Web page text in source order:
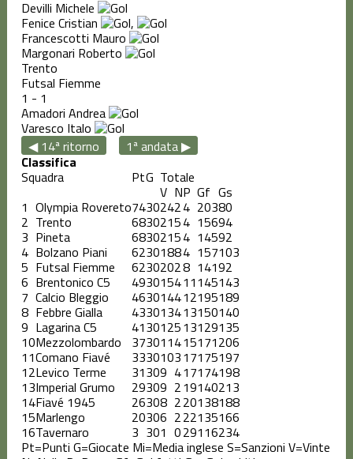
Devilli Michele
Fenice Cristian ,
Francescotti Mauro
Margonari Roberto
Trento
Futsal Fiemme
1 - 1
Amadori Andrea
Varesco Italo
◀ 14ª ritorno
1ª andata ▶
Classifica
Squadra PtG Totale
V NP Gf Gs
1 Olympia Rovereto74302424 20380
2 Trento 68302154 15694
3 Pineta 68302154 14592
4 Bolzano Piani 62301884 157103
5 Futsal Fiemme 62302028 14192
6 Brentonico C5 493015411145143
7 Calcio Bleggio 463014412195189
8 Febbre Gialla 433013413150140
9 Lagarina C5 413012513129135
10Mezzolombardo 373011415171206
11Comano Fiavé 333010317175197
12Levico Terme 31309 417174198
13Imperial Grumo 29309 219140213
14Fiavé 1945 26308 220138188
15Marlengo 20306 222135166
16Tavernaro 3 301 029116234
Pt=Punti G=Giocate Mi=Media inglese S=Sanzioni V=Vinte